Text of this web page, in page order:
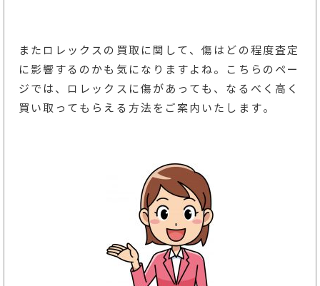
またロレックスの買取に関して、傷はどの程度査定
に影響するのかも気になりますよね。こちらのペー
ジでは、ロレックスに傷があっても、なるべく高く
買い取ってもらえる方法をご案内いたします。